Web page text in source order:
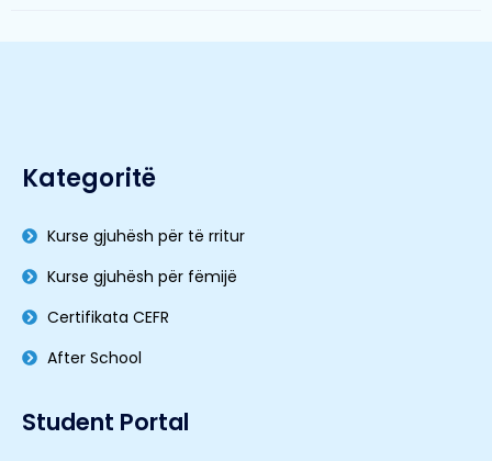
Kategoritë
Kurse gjuhësh për të rritur
Kurse gjuhësh për fëmijë
Certifikata CEFR
After School
Student Portal